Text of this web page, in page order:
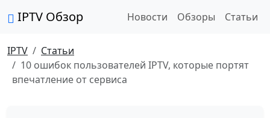
IPTV Обзор Новости Обзоры Статьи
IPTV
Статьи
10 ошибок пользователей IPTV, которые портят
впечатление от сервиса